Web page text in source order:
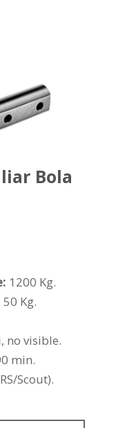
Bola
1200 Kg.
50 Kg.
no visible.
min.
Scout).